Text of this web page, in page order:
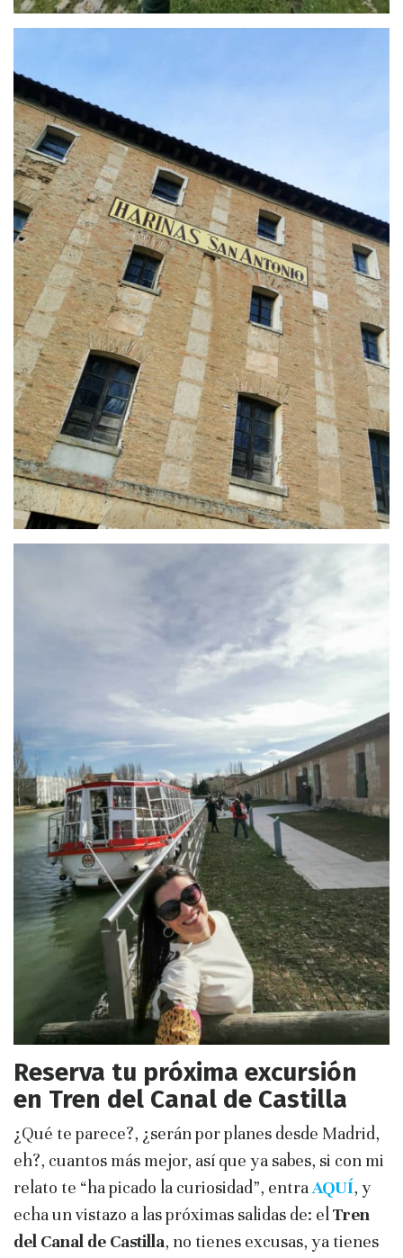
Reserva tu próxima excursión
en Tren del Canal de Castilla
¿Qué te parece?, ¿serán por planes desde Madrid,
eh?, cuantos más mejor, así que ya sabes, si con mi
relato te “ha picado la curiosidad”, entraAQUÍ, y
echa un vistazo a las próximas salidas de: elTren
del Canal de Castilla, no tienes excusas, ya tienes